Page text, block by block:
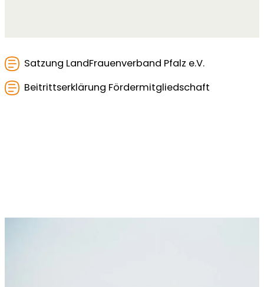
Satzung LandFrauenverband Pfalz e.V.
Beitrittserklärung Fördermitgliedschaft